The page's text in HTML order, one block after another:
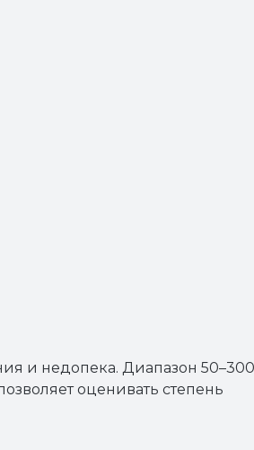
и недопека. Диапазон 50–300
оценивать степень